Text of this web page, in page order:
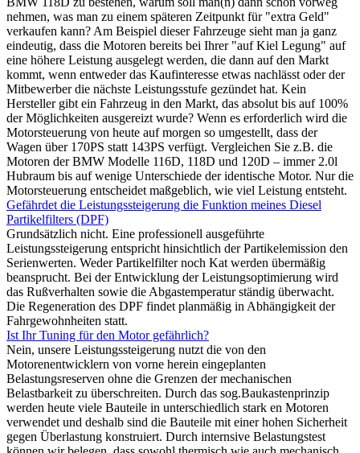
nehmen, was man zu einem späteren Zeitpunkt für "extra Geld"
verkaufen kann? Am Beispiel dieser Fahrzeuge sieht man ja ganz
eindeutig, dass die Motoren bereits bei Ihrer "auf Kiel Legung" auf
eine höhere Leistung ausgelegt werden, die dann auf den Markt
kommt, wenn entweder das Kaufinteresse etwas nachlässt oder der
Mitbewerber die nächste Leistungsstufe gezündet hat. Kein
Hersteller gibt ein Fahrzeug in den Markt, das absolut bis auf 100%
der Möglichkeiten ausgereizt wurde? Wenn es erforderlich wird die
Motorsteuerung von heute auf morgen so umgestellt, dass der
Wagen über 170PS statt 143PS verfügt. Vergleichen Sie z.B. die
Motoren der BMW Modelle 116D, 118D und 120D – immer 2.0l
Hubraum bis auf wenige Unterschiede der identische Motor. Nur die
Motorsteuerung entscheidet maßgeblich, wie viel Leistung entsteht.
Gefährdet die Leistungssteigerung die Funktion meines Diesel
Partikelfilters (DPF)
Grundsätzlich nicht. Eine professionell ausgeführte
Leistungssteigerung entspricht hinsichtlich der Partikelemission den
Serienwerten. Weder Partikelfilter noch Kat werden übermäßig
beansprucht. Bei der Entwicklung der Leistungsoptimierung wird
das Rußverhalten sowie die Abgastemperatur ständig überwacht.
Die Regeneration des DPF findet planmäßig in Abhängigkeit der
Fahrgewohnheiten statt.
Ist Ihr Tuning für den Motor gefährlich?
Nein, unsere Leistungssteigerung nutzt die von den
Motorenentwicklern von vorne herein eingeplanten
Belastungsreserven ohne die Grenzen der mechanischen
Belastbarkeit zu überschreiten. Durch das sog.Baukastenprinzip
werden heute viele Bauteile in unterschiedlich stark en Motoren
verwendet und deshalb sind die Bauteile mit einer hohen Sicherheit
gegen Überlastung konstruiert. Durch internsive Belastungstest